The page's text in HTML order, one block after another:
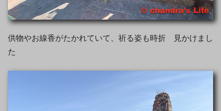
供物やお線香がたかれていて、祈る姿も時折 見かけまし
た